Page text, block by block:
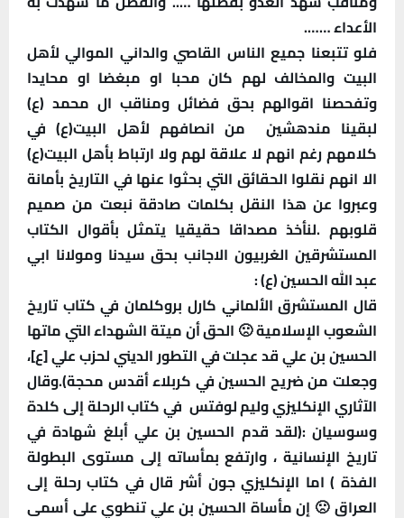
الأعداء …….
فلو تتبعنا جميع الناس القاصي والداني الموالي لأهل
البيت والمخالف لهم كان محبا او مبغضا او محايدا
وتفحصنا اقوالهم بحق فضائل ومناقب ال محمد (ع)
لبقينا مندهشين من انصافهم لأهل البيت(ع) في
كلامهم رغم انهم لا علاقة لهم ولا ارتباط بأهل البيت(ع)
الا انهم نقلوا الحقائق التي بحثوا عنها في التاريخ بأمانة
وعبروا عن هذا النقل بكلمات صادقة نبعت من صميم
قلوبهم .لنأخذ مصداقا حقيقيا يتمثل بأقوال الكتاب
المستشرقين الغربيون الاجانب بحق سيدنا ومولانا ابي
عبد الله الحسين (ع) :
قال المستشرق الألماني كارل بروكلمان في كتاب تاريخ
الشعوب الإسلامية 🙁 الحق أن ميتة الشهداء التي ماتها
الحسين بن علي قد عجلت في التطور الديني لحزب علي [ع]،
وجعلت من ضريح الحسين في كربلاء أقدس محجة).وقال
الآثاري الإنكليزي وليم لوفتس في كتاب الرحلة إلى كلدة
وسوسيان :(لقد قدم الحسين بن علي أبلغ شهادة في
تاريخ الإنسانية ، وارتفع بمأساته إلى مستوى البطولة
الفذة ) اما الإنكليزي جون أشر قال في كتاب رحلة إلى
العراق 🙁 إن مأساة الحسين بن علي تنطوي على أسمى